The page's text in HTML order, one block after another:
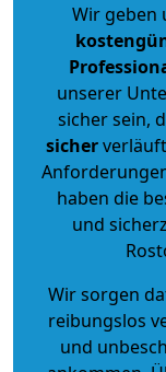
Wir geben
unserer
sicher sein,
sicher
haben die
und
Wir sorgen
reibungslos
und